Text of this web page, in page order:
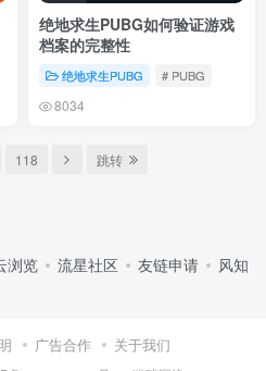
绝地求生PUBG如何验证游戏
档案的完整性
绝地求生PUBG # PUBG
8034
118 跳转
浏览 流星社区 友链申请
风知
广告合作 关于我们